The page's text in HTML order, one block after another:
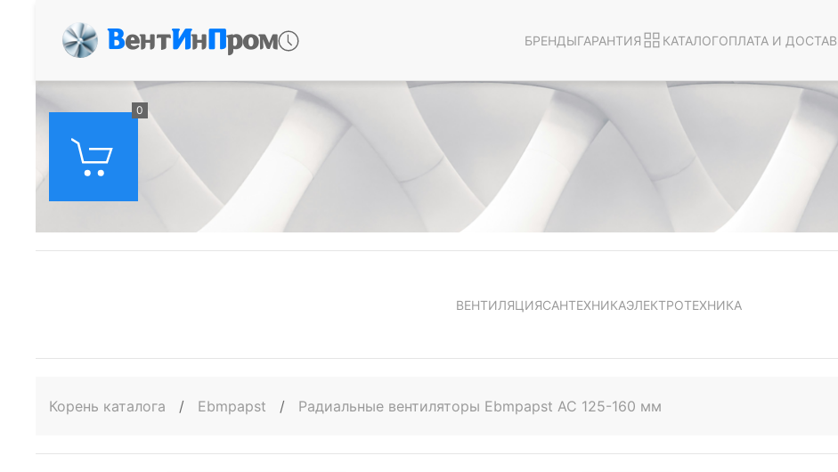
ВентИнПром БРЕНДЫГАРАНТИЯ КАТАЛОГОПЛАТА И
0
ВЕНТИЛЯЦИЯСАНТЕХНИКАЭЛЕКТРОТЕХНИКА
Корень каталога / Ebmpapst / Радиальные вентиляторы Ebmpapst AC 125-160 мм